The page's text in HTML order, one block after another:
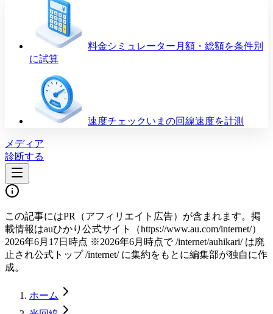
料金シミュレーター 月額・総額を条件別
に試算
速度チェックいまの回線速度を計測
メディア
診断する
この記事にはPR（アフィリエイト広告）が含まれます。掲
載情報はauひかり公式サイト（https://www.au.com/internet/）
2026年6月17日時点 ※2026年6月時点で /internet/auhikari/ は廃
止され公式トップ /internet/ に集約をもとに編集部が独自に作
成。
ホーム